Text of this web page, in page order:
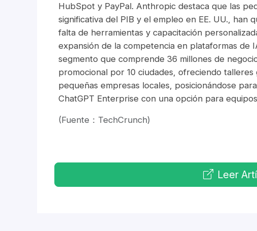
HubSpot y PayPal. Anthropic destaca que las
significativa del PIB y el empleo en EE. UU., han
falta de herramientas y capacitación
expansión de la competencia en plataformas de
segmento que comprende 36 millones de
promocional por 10 ciudades, ofreciendo
pequeñas empresas locales, posicionándose
ChatGPT Enterprise con una opción para
(Fuente：TechCrunch)
Leer